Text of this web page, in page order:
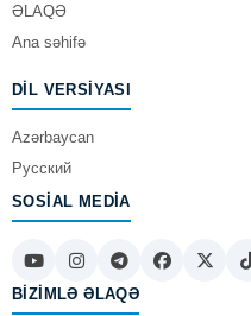
ƏLAQƏ
Ana səhifə
DIL VERSIYASI
Azərbaycan
Русский
SOSIAL MEDIA
BIZIMLƏ ƏLAQƏ